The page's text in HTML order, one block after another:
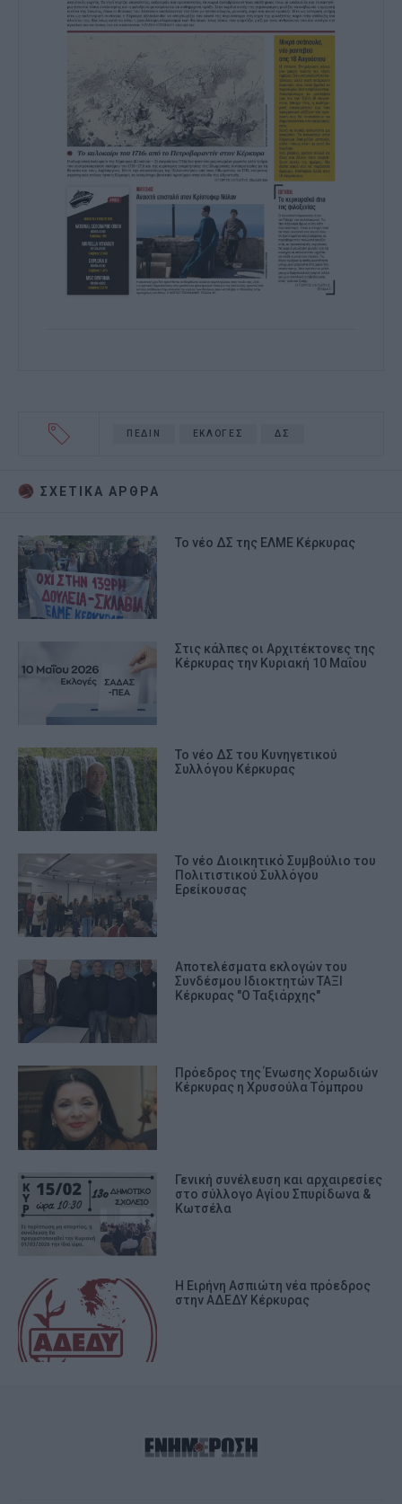
ΠΕΔΙΝ ΕΚΛΟΓΕΣ ΔΣ
ΣΧΕΤΙΚA AΡΘΡΑ
Το νέο ΔΣ της ΕΛΜΕ Κέρκυρας
Στις κάλπες οι Αρχιτέκτονες της
Κέρκυρας την Κυριακή 10 Μαΐου
Το νέο ΔΣ του Κυνηγετικού
Συλλόγου Κέρκυρας
Το νέο Διοικητικό Συμβούλιο του
Πολιτιστικού Συλλόγου
Ερείκουσας
Αποτελέσματα εκλογών του
Συνδέσμου Ιδιοκτητών ΤΑΞΙ
Κέρκυρας "Ο Ταξιάρχης"
Πρόεδρος της Ένωσης Χορωδιών
Κέρκυρας η Χρυσούλα Τόμπρου
Γενική συνέλευση και αρχαιρεσίες
στο σύλλογο Αγίου Σπυρίδωνα &
Κωτσέλα
Η Ειρήνη Ασπιώτη νέα πρόεδρος
στην ΑΔΕΔΥ Κέρκυρας